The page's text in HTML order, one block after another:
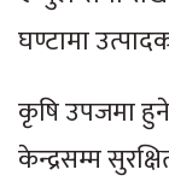
घण्टामा
कृषि उपजमा हुने
केन्द्रसम्म